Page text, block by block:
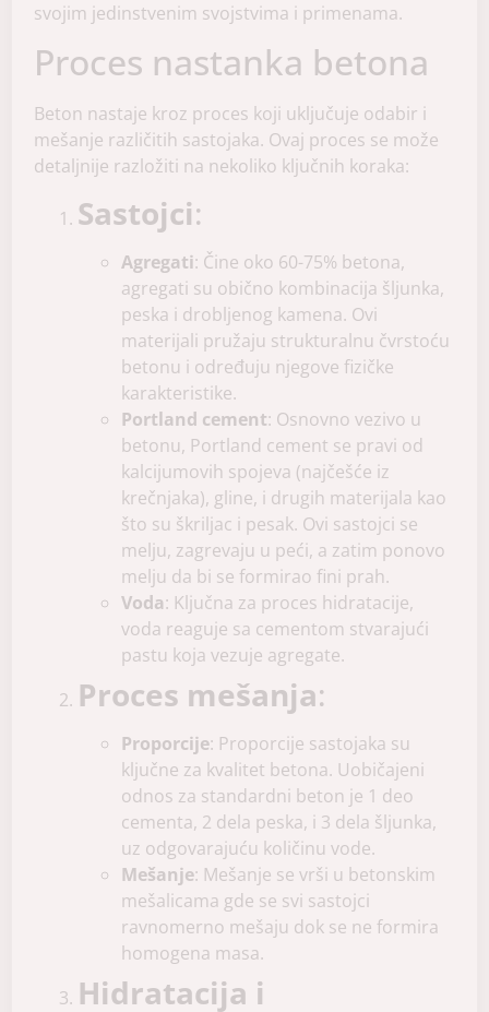
svojim jedinstvenim svojstvima i primenama.
Proces nastanka betona
Beton nastaje kroz proces koji uključuje odabir i
mešanje različitih sastojaka. Ovaj proces se može
detaljnije razložiti na nekoliko ključnih koraka:
Sastojci:
Agregati: Čine oko 60-75% betona,
agregati su obično kombinacija šljunka,
peska i drobljenog kamena. Ovi
materijali pružaju strukturalnu čvrstoću
betonu i određuju njegove fizičke
karakteristike.
Portland cement: Osnovno vezivo u
betonu, Portland cement se pravi od
kalcijumovih spojeva (najčešće iz
krečnjaka), gline, i drugih materijala kao
što su škriljac i pesak. Ovi sastojci se
melju, zagrevaju u peći, a zatim ponovo
melju da bi se formirao fini prah.
Voda: Ključna za proces hidratacije,
voda reaguje sa cementom stvarajući
pastu koja vezuje agregate.
Proces mešanja:
Proporcije: Proporcije sastojaka su
ključne za kvalitet betona. Uobičajeni
odnos za standardni beton je 1 deo
cementa, 2 dela peska, i 3 dela šljunka,
uz odgovarajuću količinu vode.
Mešanje: Mešanje se vrši u betonskim
mešalicama gde se svi sastojci
ravnomerno mešaju dok se ne formira
homogena masa.
Hidratacija i